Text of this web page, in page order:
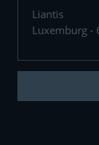
Liantis
Luxemburg -